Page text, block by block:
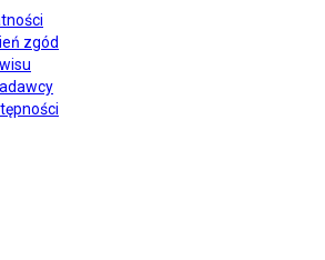
zgód